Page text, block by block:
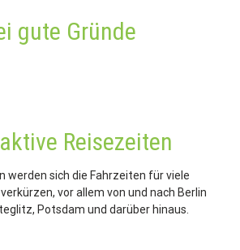
gute Gründe
Reisezeiten
werden sich die Fahrzeiten für viele
vor allem von und nach Berlin
Potsdam und darüber hinaus.